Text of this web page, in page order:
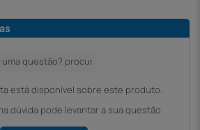
está disponível sobre este produto.
dúvida pode levantar a sua questão.